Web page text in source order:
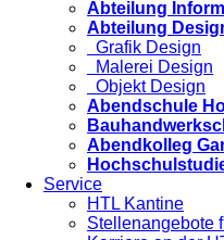
Abteilung
Abteilung
Grafik Design
Malerei Design
Objekt Design
Abendschule
Abendkolleg
Service
HTL Kantine
Stellenangebote